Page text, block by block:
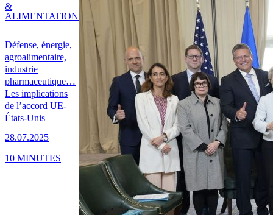
Défense, énergie,
agroalimentaire,
industrie
pharmaceutique…
Les implications
de l’accord UE-
États-Unis
28.07.2025
&
ALIMENTATION
10 MINUTES